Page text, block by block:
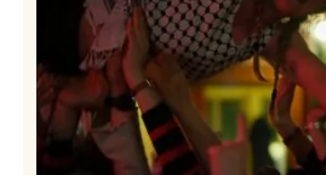
Årets
Unge
Jazztalent
2024